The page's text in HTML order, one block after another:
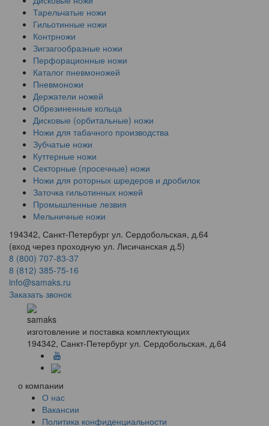
Тарельчатые ножи
Гильотинные ножи
Контрножи
Зигзагообразные ножи
Перфорационные ножи
Каталог пневмоножей
Пневмоножи
Держатели ножей
Обрезиненные кольца
Дисковые (орбитальные) ножи
Ножи для табачного производства
Зубчатые ножи
Куттерные ножи
Секторные (просечные) ножи
Ножи для роторных шредеров и дробилок
Заточка гильотинных ножей
Промышленные лезвия
Мельничные ножи
194342, Санкт-Петербург ул. Сердобольская, д.64
(вход через проходную ул. Лисичанская д.5)
8 (800) 707-83-37
8 (812) 385-75-16
info@samaks.ru
Заказать звонок
samaks
изготовление и поставка комплектующих
194342, Санкт-Петербург ул. Сердобольская, д.64
о компании
О нас
Вакансии
Политика конфиденциальности